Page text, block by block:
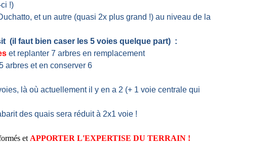
!)
et un autre (quasi 2x plus grand !) au niveau de la
(il faut bien caser les 5 voies quelque part) :
et replanter 7 arbres en remplacement
arbres et en conserver 6
là où actuellement il y en a 2 (+ 1 voie centrale qui
des quais sera réduit à 2x1 voie !
et APPORTER L'EXPERTISE DU TERRAIN !